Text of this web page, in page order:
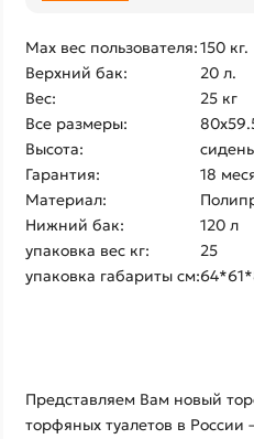
Max вес пользователя:150 кг.
Верхний бак:
20 л.
Вес:
25 кг
Все размеры:
Высота:
Гарантия:
18
Материал:
Нижний бак:
120 л
упаковка вес кг:
25
упаковка габариты см:
Представляем Вам новый
торфяных туалетов в России